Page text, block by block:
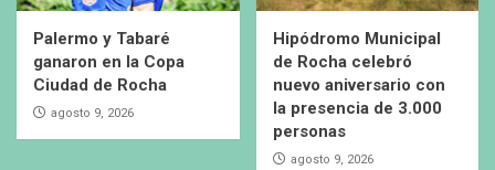
Palermo y Tabaré
ganaron en la Copa
Ciudad de Rocha
agosto 9, 2026
Hipódromo Municipal
de Rocha celebró
nuevo aniversario con
la presencia de 3.000
personas
agosto 9, 2026